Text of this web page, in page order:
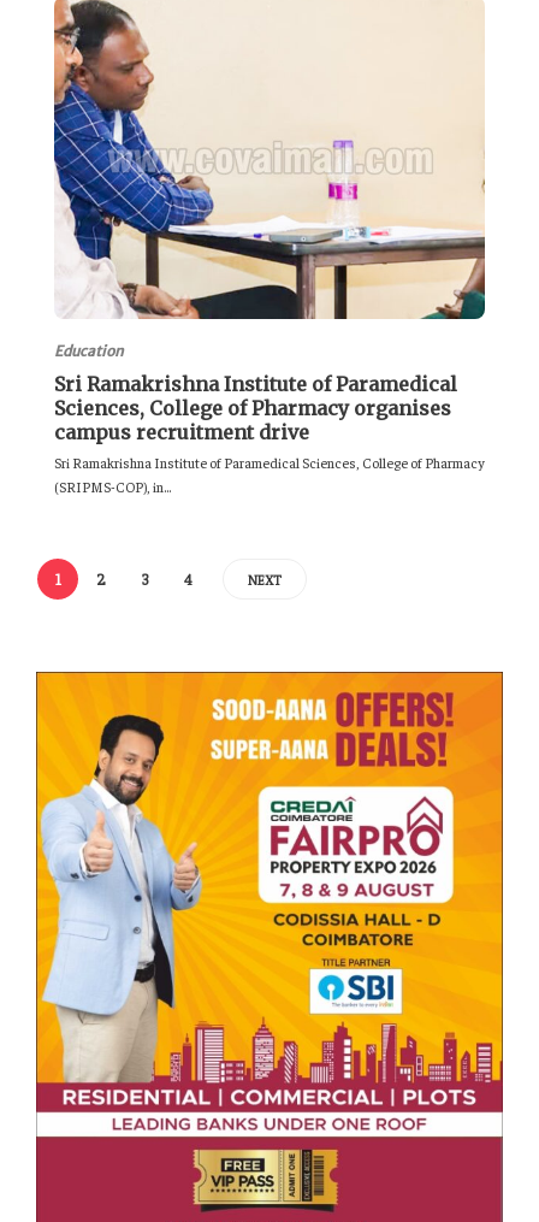
Education
Sri Ramakrishna Institute of Paramedical
Sciences, College of Pharmacy organises
campus recruitment drive
Sri Ramakrishna Institute of Paramedical Sciences, College of Pharmacy
(SRIPMS-COP), in...
1 2 3 4 NEXT